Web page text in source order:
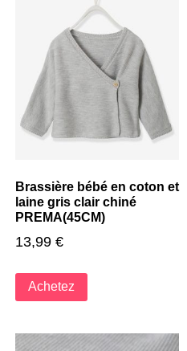
Brassière bébé en coton et
laine gris clair chiné
PREMA(45CM)
13,99 €
Achetez